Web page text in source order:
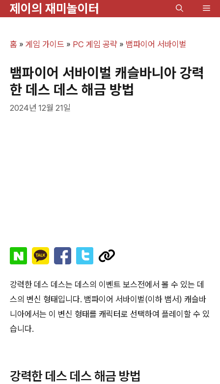
제이의 재미놀이터
메
홈 » 게임 가이드 » PC 게임 공략 » 뱀파이어 서바이벌
뱀파이어 서바이벌 캐슬바니아 강력
한 데스 데스 해금 방법
2024년 12월 21일
강력한 데스 데스는 데스의 이벤트 보스전에서 볼 수 있는 데
스의 변신 형태입니다. 뱀파이어 서바이벌(이하 뱀서) 캐슬바
니아에서는 이 변신 형태를 캐릭터로 선택하여 플레이할 수 있
습니다.
강력한 데스 데스 해금 방법